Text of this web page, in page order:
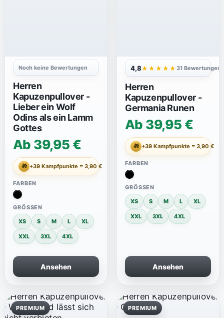
Noch keine Bewertungen
Herren
Kapuzenpullover -
Lieber ein Wolf
Odins als ein Lamm
Gottes
Ab 39,95 €
🎁 +39 Kampfpunkte = 3,90 €
FARBEN
GRÖSSEN
XS
S M L XL
XXL 3XL 4XL
Ansehen
4,8★★★★★ 31 Bewertungen
Herren
Kapuzenpullover -
Germania Runen
Ab 39,95 €
🎁 +39 Kampfpunkte = 3,90 €
FARBEN
GRÖSSEN
XS
S M L XL
XXL 3XL 4XL
Ansehen
PREMIUM PREMIUM